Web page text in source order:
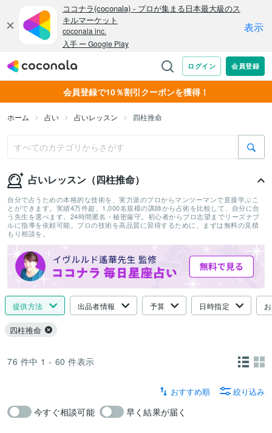
会員登録で10％割引クーポンを獲得！
ホーム 占い 占いレッスン 四柱推命
占いレッスン（四柱推命）
自分で占うための本格的な技術を、実力派のプロからマンツーマンで直接学ぶこ
とができます。実績4万件超、1,000名規模の講師から占術を比較して、自分に合
う先生を選べます。24時間匿名・秘密厳守。初心者からプロ志望までリーズナブ
ルに指導を依頼可能。プロの技術を高品質に習得するために、まずは無料の見積
もり相談を。
提供方法 出品者情報 予算 日時指定
四柱推命
76 件中 1 - 60 件表示
今すぐ相談可能 早く結果が届く
おすすめ順 絞り込み